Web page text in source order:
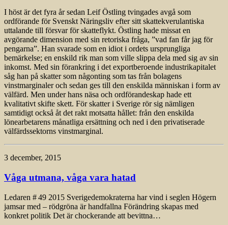
I höst är det fyra år sedan Leif Östling tvingades avgå som
ordförande för Svenskt Näringsliv efter sitt skattekverulantiska
uttalande till försvar för skatte­flykt. Östling hade missat en
avgörande dimension med sin retoriska fråga, ”vad fan får jag för
pengarna”. Han svarade som en idiot i ordets ursprungliga
bemärkelse; en enskild rik man som ville slippa dela med sig av sin
inkomst. Med sin förankring i det exportberoende industrikapitalet
såg han på skatter som någonting som tas från bolagens
vinstmarginaler och sedan ges till den enskilda människan i form av
välfärd. Men under hans näsa och ordförandeskap hade ett
kvalitativt skifte skett. För skatter i Sverige rör sig nämligen
samtidigt också åt det rakt motsatta hållet: från den enskilda
lönearbetarens månatliga ersättning och ned i den privatiserade
välfärdssektorns vinstmarginal.
3 december, 2015
Våga utmana, våga vara hatad
Ledaren # 49 2015 Sverigedemokraterna har vind i seglen Högern
jamsar med – rödgröna är handfallna Förändring skapas med
konkret politik Det är chockerande att bevittna…